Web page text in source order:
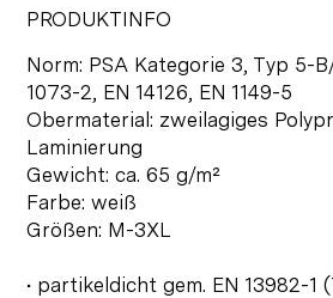
PRODUKTINFO
Norm: PSA Kategorie 3, Typ 5-
1073-2, EN 14126, EN 1149-5
Obermaterial: zweilagiges
Laminierung
Gewicht: ca. 65 g/m²
Farbe: weiß
Größen: M-3XL
• partikeldicht gem. EN 13982-1